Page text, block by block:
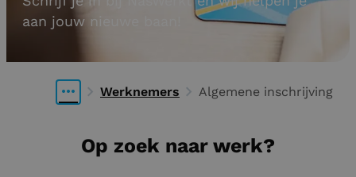
aan jouw nieuwe baan!
Werknemers Algemene inschrijving
Op zoek naar werk?